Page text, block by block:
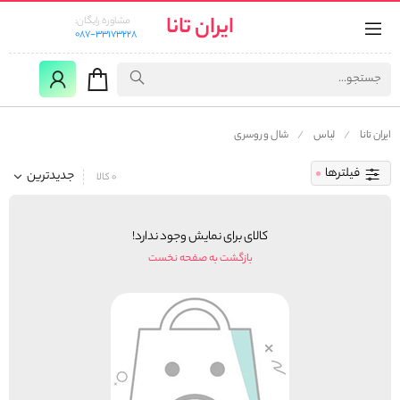
ایران تانا
مشاوره رایگان:
087-33173228
ایران تانا لباس شال و روسری
فیلترها جدیدترین 0 کالا
کالای برای نمایش وجود ندارد!
بازگشت به صفحه نخست